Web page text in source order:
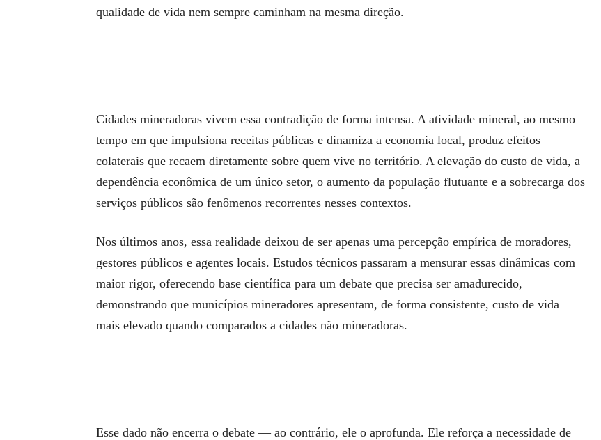
qualidade de vida nem sempre caminham na mesma direção.
Cidades mineradoras vivem essa contradição de forma intensa. A atividade mineral, ao mesmo
tempo em que impulsiona receitas públicas e dinamiza a economia local, produz efeitos
colaterais que recaem diretamente sobre quem vive no território. A elevação do custo de vida, a
dependência econômica de um único setor, o aumento da população flutuante e a sobrecarga dos
serviços públicos são fenômenos recorrentes nesses contextos.
Nos últimos anos, essa realidade deixou de ser apenas uma percepção empírica de moradores,
gestores públicos e agentes locais. Estudos técnicos passaram a mensurar essas dinâmicas com
maior rigor, oferecendo base científica para um debate que precisa ser amadurecido,
demonstrando que municípios mineradores apresentam, de forma consistente, custo de vida
mais elevado quando comparados a cidades não mineradoras.
Esse dado não encerra o debate — ao contrário, ele o aprofunda. Ele reforça a necessidade de